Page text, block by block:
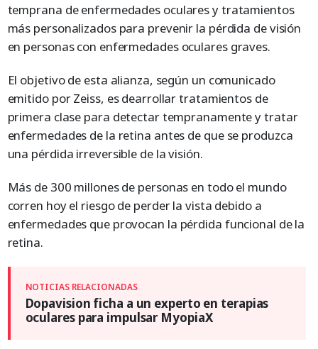
temprana de enfermedades oculares y tratamientos
más personalizados para prevenir la pérdida de visión
en personas con enfermedades oculares graves.
El objetivo de esta alianza, según un comunicado
emitido por Zeiss, es dearrollar tratamientos de
primera clase para detectar tempranamente y tratar
enfermedades de la retina antes de que se produzca
una pérdida irreversible de la visión.
Más de 300 millones de personas en todo el mundo
corren hoy el riesgo de perder la vista debido a
enfermedades que provocan la pérdida funcional de la
retina.
Dopavision ficha a un experto en terapias
oculares para impulsar MyopiaX